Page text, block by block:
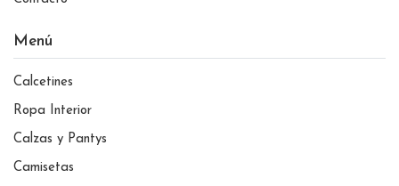
Menú
Calcetines
Ropa Interior
Calzas y Pantys
Camisetas